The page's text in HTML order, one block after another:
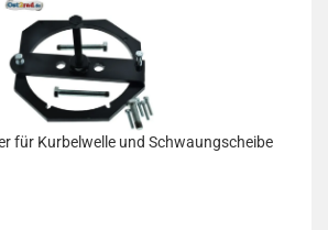
für Kurbelwelle und Schwaungscheibe